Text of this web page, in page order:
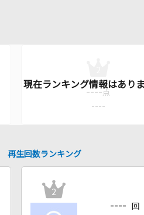
---- 点
----
再生回数ランキング
2
---- 回